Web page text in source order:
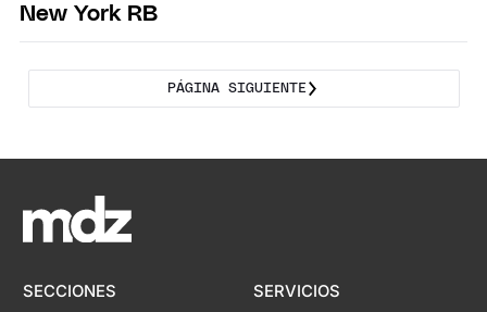
New York RB
PÁGINA SIGUIENTE
SECCIONES SERVICIOS